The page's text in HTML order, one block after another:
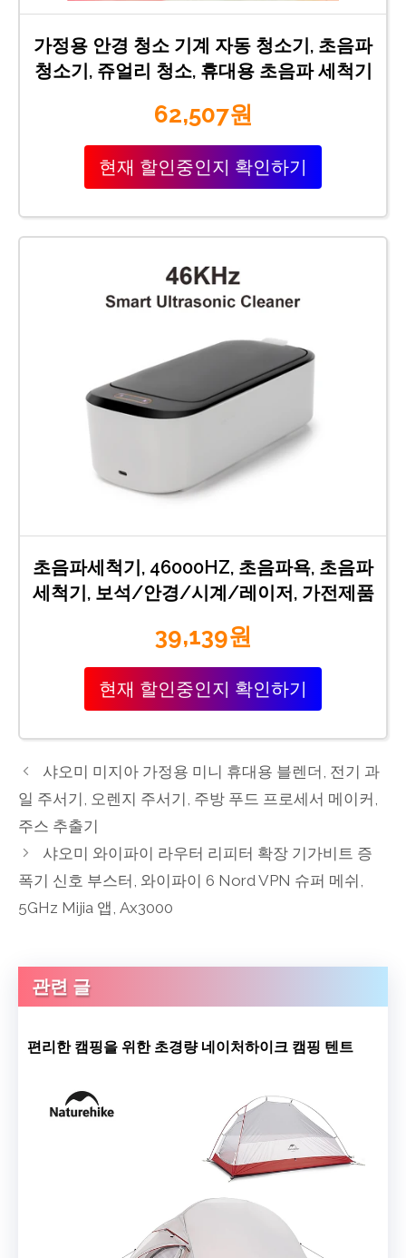
가정용 안경 청소 기계 자동 청소기, 초음파
청소기, 쥬얼리 청소, 휴대용 초음파 세척기
62,507원
현재 할인중인지 확인하기
초음파세척기, 46000HZ, 초음파욕, 초음파
세척기, 보석/안경/시계/레이저, 가전제품
39,139원
현재 할인중인지 확인하기
샤오미 미지아 가정용 미니 휴대용 블렌더, 전기 과
일 주서기, 오렌지 주서기, 주방 푸드 프로세서 메이커,
주스 추출기
샤오미 와이파이 라우터 리피터 확장 기가비트 증
폭기 신호 부스터, 와이파이 6 Nord VPN 슈퍼 메쉬,
5GHz Mijia 앱, Ax3000
관련 글
편리한 캠핑을 위한 초경량 네이처하이크 캠핑 텐트